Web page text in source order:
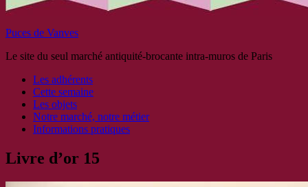
Puces de Vanves
Le site du seul marché antiquité-brocante intra-muros de Paris
Les adhérents
Cette semaine
Les objets
Notre marché, notre métier
Informations pratiques
Livre d’or 15